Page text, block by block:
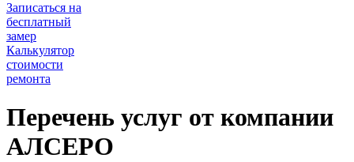
Записаться на
бесплатный
замер
Калькулятор
стоимости
ремонта
Перечень услуг от компании
АЛСЕРО